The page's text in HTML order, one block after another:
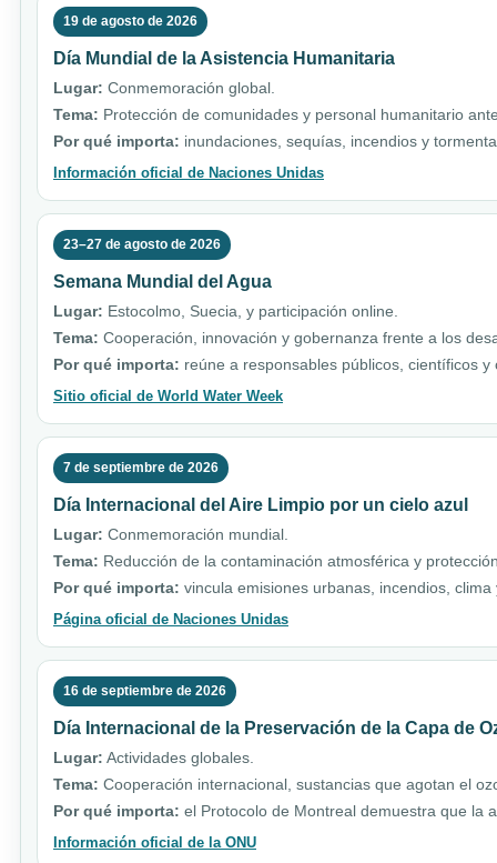
19 de agosto de 2026
Día Mundial de la Asistencia Humanitaria
Lugar: Conmemoración global.
Tema: Protección de comunidades y personal humanitario
Por qué importa: inundaciones, sequías, incendios y
Información oficial de Naciones Unidas
23–27 de agosto de 2026
Semana Mundial del Agua
Lugar: Estocolmo, Suecia, y participación online.
Tema: Cooperación, innovación y gobernanza frente a los
Por qué importa: reúne a responsables públicos, científicos
Sitio oficial de World Water Week
7 de septiembre de 2026
Día Internacional del Aire Limpio por un cielo azul
Lugar: Conmemoración mundial.
Tema: Reducción de la contaminación atmosférica y
Por qué importa: vincula emisiones urbanas, incendios,
Página oficial de Naciones Unidas
16 de septiembre de 2026
Día Internacional de la Preservación de la Capa de
Lugar: Actividades globales.
Tema: Cooperación internacional, sustancias que agotan el
Por qué importa: el Protocolo de Montreal demuestra que la
Información oficial de la ONU